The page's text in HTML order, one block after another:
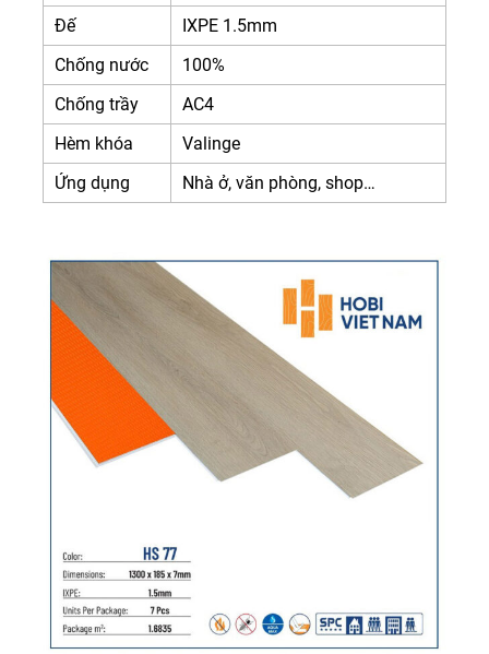
Đế
IXPE 1.5mm
Chống nước
100%
Chống trầy
AC4
Hèm khóa
Valinge
Ứng dụng
Nhà ở, văn phòng, shop…